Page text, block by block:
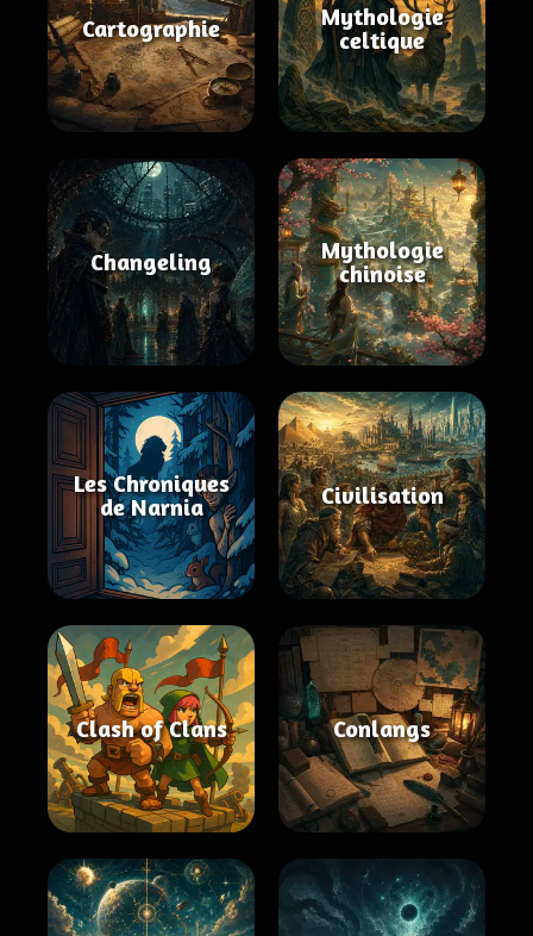
Cartographie
Mythologie
celtique
Changeling
Mythologie
chinoise
Les Chroniques
de Narnia
Civilisation
Clash of Clans Conlangs